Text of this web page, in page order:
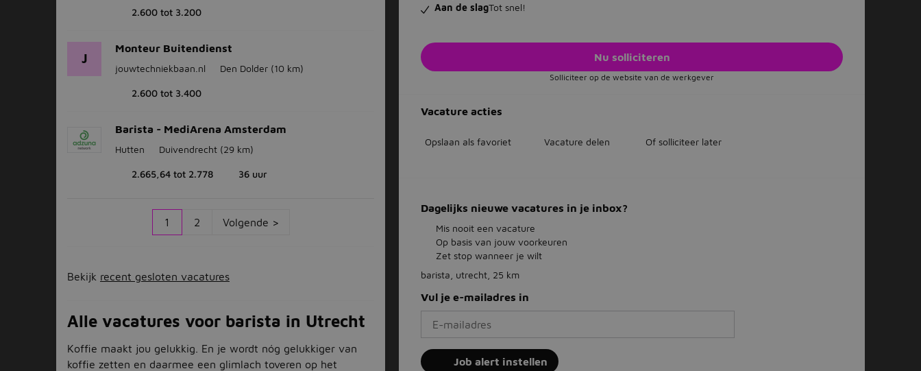
2.600 tot 3.200
J
Monteur Buitendienst
jouwtechniekbaan.nl Den Dolder (10 km)
2.600 tot 3.400
Barista - MediArena Amsterdam
Hutten Duivendrecht (29 km)
2.665,64 tot 2.778 36 uur
1 2 Volgende >
Bekijk recent gesloten vacatures
Alle vacatures voor barista in Utrecht
Koffie maakt jou gelukkig. En je wordt nóg gelukkiger van
koffie zetten en daarmee een glimlach toveren op het
Aan de slagTot snel!
Nu solliciteren
Solliciteer op de website van de werkgever
Vacature acties
Opslaan als favoriet Vacature delen Of solliciteer later
Dagelijks nieuwe vacatures in je inbox?
Mis nooit een vacature
Op basis van jouw voorkeuren
Zet stop wanneer je wilt
barista, utrecht, 25 km
Vul je e-mailadres in
Job alert instellen